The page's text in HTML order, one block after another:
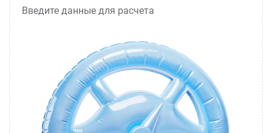
Введите данные для расчета